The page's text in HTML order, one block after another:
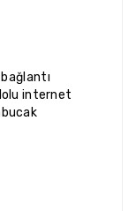
internet